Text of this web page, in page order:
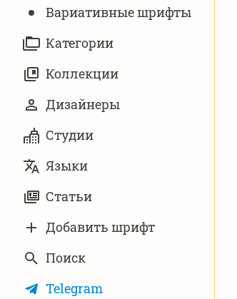
Вариативныe шрифты
Категории
Коллекции
Дизайнеры
Студии
Языки
Статьи
Добавить шрифт
Поиск
Telegram